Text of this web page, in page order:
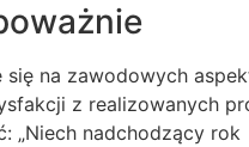
na zawodowych
z realizowanych
„Niech nadchodzący rok